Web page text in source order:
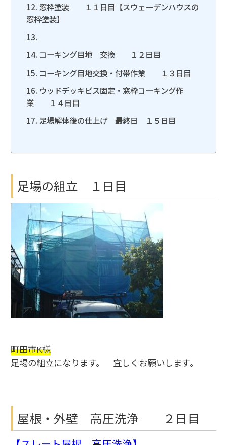
窓枠塗装 １１日目【スウェーデンハウスの
窓枠塗装】
コーキング目地 交換 １２日目
コーキング目地交換・付帯作業 １３日目
ウッドデッキビス固定・窓枠コーキング作
業 １４日目
足場解体後の仕上げ 最終日 １５日目
足場の組立 １日目
町田市K様
足場の組立になります。 宜しくお願いします。
屋根・外壁 高圧洗浄 ２日目